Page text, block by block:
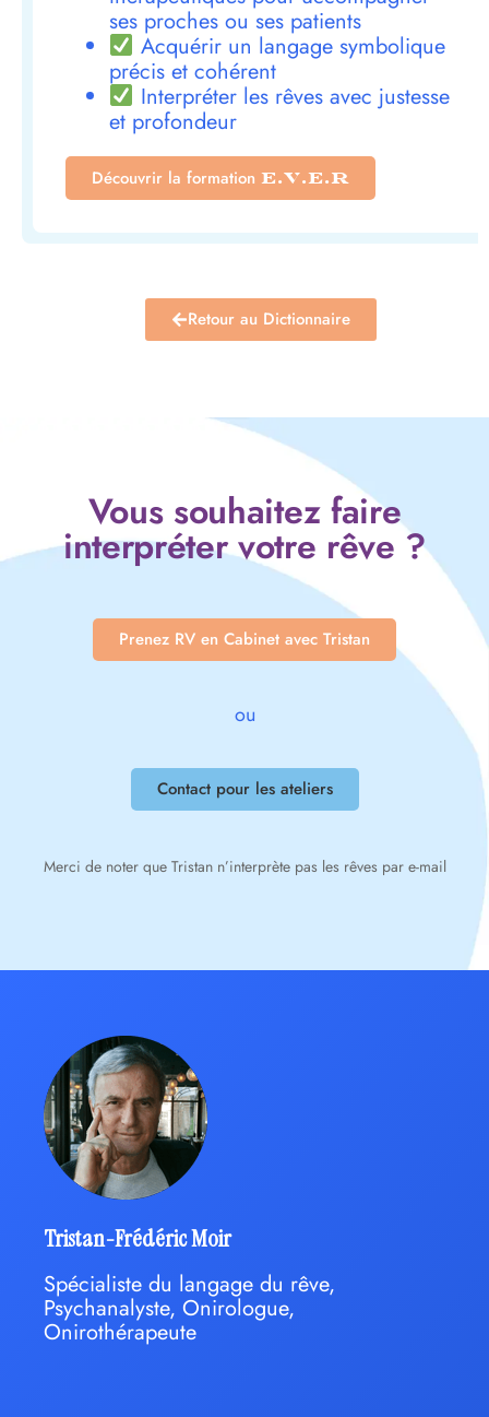
ses proches ou ses patients
Acquérir un langage symbolique
précis et cohérent
Interpréter les rêves avec justesse
et profondeur
Découvrir la formation E.V.E.R
Retour au Dictionnaire
Vous souhaitez faire
interpréter votre rêve ?
Prenez RV en Cabinet avec Tristan
ou
Contact pour les ateliers
Merci de noter que Tristan n’interprète pas les rêves par e-mail
Tristan-Frédéric Moir
Spécialiste du langage du rêve,
Psychanalyste, Onirologue,
Onirothérapeute